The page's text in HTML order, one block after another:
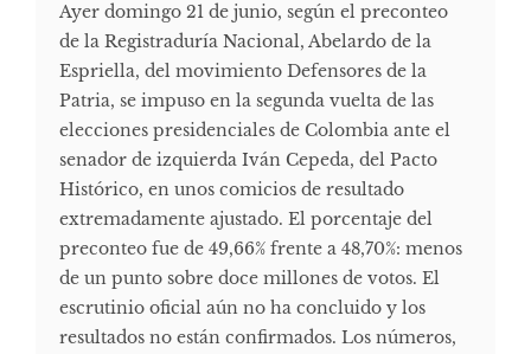
Ayer domingo 21 de junio, según el preconteo
de la Registraduría Nacional, Abelardo de la
Espriella, del movimiento Defensores de la
Patria, se impuso en la segunda vuelta de las
elecciones presidenciales de Colombia ante el
senador de izquierda Iván Cepeda, del Pacto
Histórico, en unos comicios de resultado
extremadamente ajustado. El porcentaje del
preconteo fue de 49,66% frente a 48,70%: menos
de un punto sobre doce millones de votos. El
escrutinio oficial aún no ha concluido y los
resultados no están confirmados. Los números,